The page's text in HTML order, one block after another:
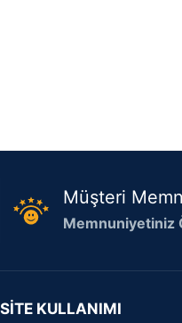
Müşteri
Memnuniyetiniz
SİTE KULLANIMI